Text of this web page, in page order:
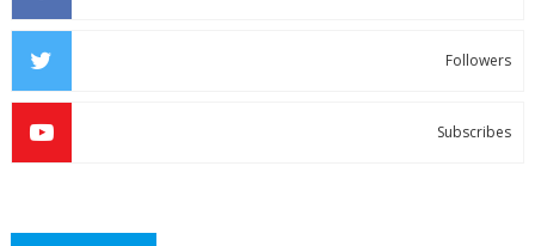
Followers
Subscribes